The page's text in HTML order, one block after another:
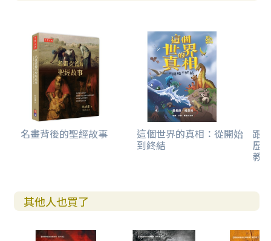
名畫背後的聖經故事 這個世界的真相：從開始
到終結
跟
歷
教
其他人也買了